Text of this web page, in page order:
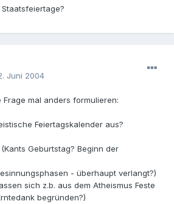
Juni 2004
mal anders formulieren:
Feiertagskalender aus?
Geburtstag? Beginn der
- überhaupt verlangt?)
sich z.b. aus dem Atheismus Feste
begründen?)